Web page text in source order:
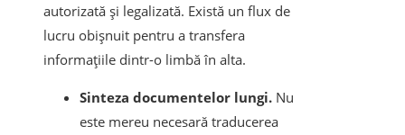
autorizată și legalizată. Există un flux de
lucru obișnuit pentru a transfera
informațiile dintr-o limbă în alta.
Sinteza documentelor lungi. Nu
este mereu necesară traducerea